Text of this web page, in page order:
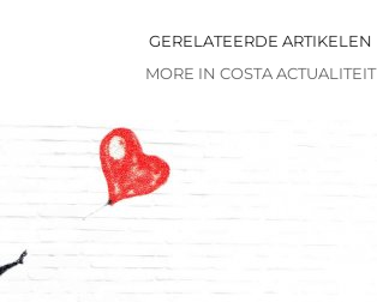
GERELATEERDE ARTIKELEN
MORE IN COSTA ACTUALITEIT